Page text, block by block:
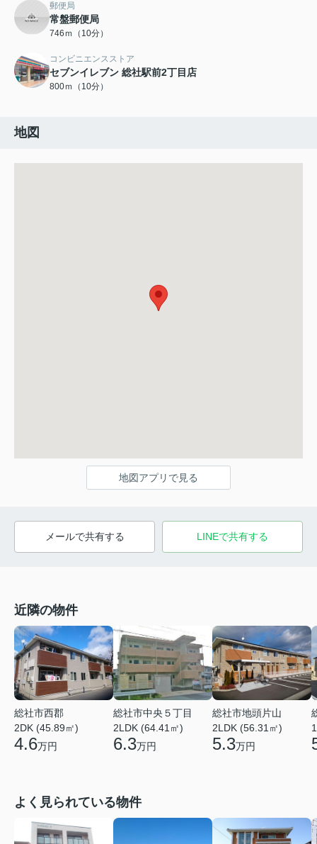
郵便局
常盤郵便局
746ｍ（10分）
コンビニエンスストア
セブンイレブン 総社駅前2丁目店
800ｍ（10分）
地図
地図アプリで見る
メールで共有する LINEで共有する
近隣の物件
総社市西郡
2DK (45.89㎡)
4.6万円
総社市中央５丁目
2LDK (64.41㎡)
6.3万円
総社市地頭片山
2LDK (56.31㎡)
5.3万円
よく見られている物件